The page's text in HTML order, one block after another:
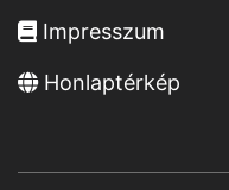
Impresszum
Honlaptérkép